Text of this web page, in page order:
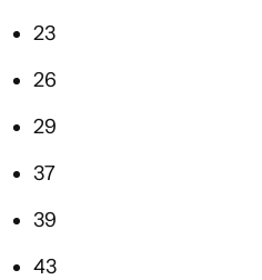
23
26
29
37
39
43